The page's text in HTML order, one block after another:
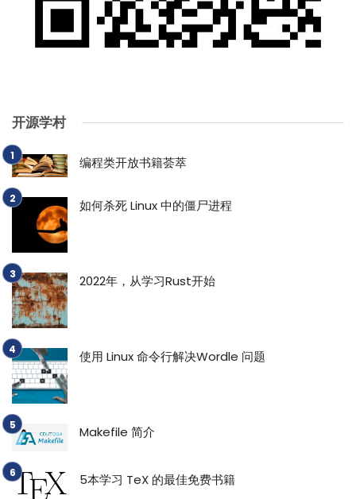
开源学村
编程类开放书籍荟萃
如何杀死 Linux 中的僵尸进程
2022年，从学习Rust开始
使用 Linux 命令行解决Wordle 问题
Makefile 简介
5本学习 TeX 的最佳免费书籍